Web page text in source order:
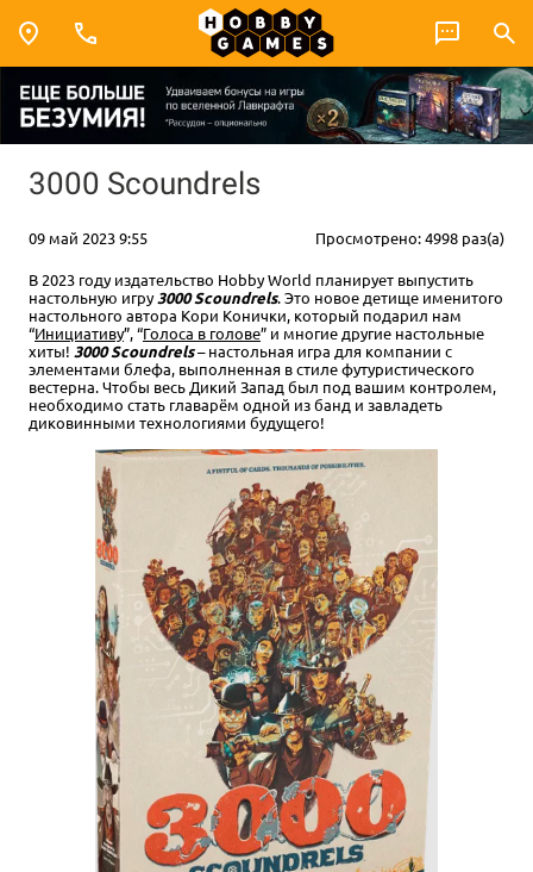
3000 Scoundrels
09 май 2023 9:55 Просмотрено: 4998 раз(а)
В 2023 году издательство Hobby World планирует выпустить
настольную игру3000 Scoundrels. Это новое детище именитого
настольного автора Кори Конички, который подарил нам
“Инициативу”, “Голоса в голове” и многие другие настольные
хиты! 3000 Scoundrels– настольная игра для компании с
элементами блефа, выполненная в стиле футуристического
вестерна. Чтобы весь Дикий Запад был под вашим контролем,
необходимо стать главарём одной из банд и завладеть
диковинными технологиями будущего!